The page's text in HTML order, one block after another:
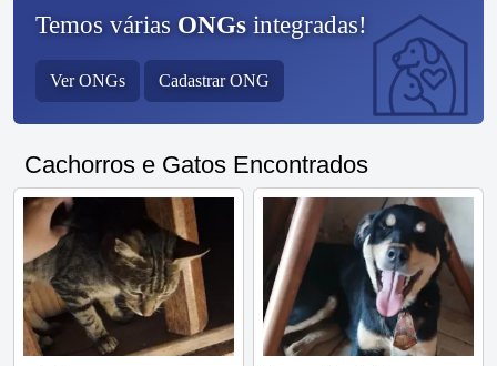
Temos várias ONGs integradas!
Ver ONGs Cadastrar ONG
Cachorros e Gatos Encontrados